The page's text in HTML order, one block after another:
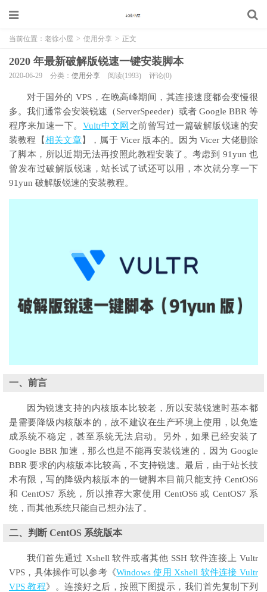
当前位置： 老徐小屋 > 使用分享 > 正文
2020 年最新破解版锐速一键安装脚本
2020-06-29 分类： 使用分享 阅读(1993) 评论(0)
对于国外的 VPS，在晚高峰期间，其连接速度都会变慢很
多。我们通常会安装锐速（ServerSpeeder）或者 Google BBR 等
程序来加速一下。 Vultr中文网 之前曾写过一篇破解版锐速的安
装教程【相关文章】，属于 Vicer 版本的。因为 Vicer 大佬删除
了脚本，所以近期无法再按照此教程安装了。考虑到 91yun 也
曾发布过破解版锐速，站长试了试还可以用，本次就分享一下
91yun 破解版锐速的安装教程。
一、前言
因为锐速支持的内核版本比较老，所以安装锐速时基本都
是需要降级内核版本的，故不建议在生产环境上使用，以免造
成系统不稳定，甚至系统无法启动。另外，如果已经安装了
Google BBR 加速，那么也是不能再安装锐速的，因为 Google
BBR 要求的内核版本比较高，不支持锐速。最后，由于站长技
术有限，写的降级内核版本的一键脚本目前只能支持 CentOS6
和 CentOS7 系统，所以推荐大家使用 CentOS6 或 CentOS7 系
统，而其他系统只能自己想办法了。
二、判断 CentOS 系统版本
我们首先通过 Xshell 软件或者其他 SSH 软件连接上 Vultr
VPS，具体操作可以参考《Windows 使用 Xshell 软件连接 Vultr
VPS 教程》。连接好之后，按照下图提示，我们首先复制下列